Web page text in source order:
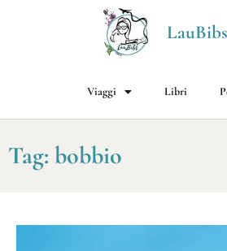
Viaggi Libri
Tag: bobbio